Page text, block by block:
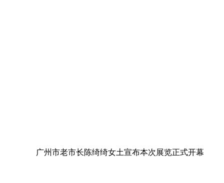
广州市老市长陈绮绮女土宣布本次展览正式开幕